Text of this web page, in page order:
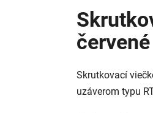
Skrutkovací
uzáverom typu